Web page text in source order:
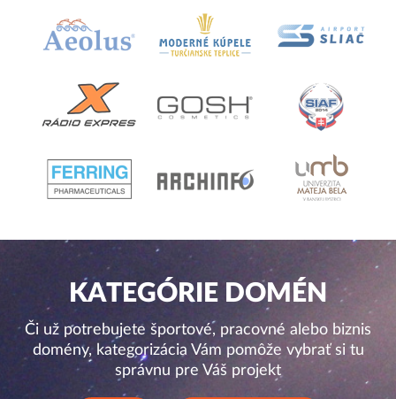
KATEGÓRIE DOMÉN
Či už potrebujete športové, pracovné alebo biznis
domény, kategorizácia Vám pomôže vybrať si tu
správnu pre Váš projekt